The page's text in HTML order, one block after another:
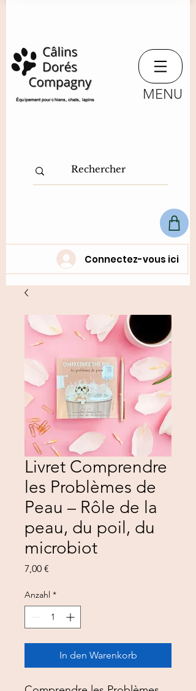
​Équipement pour chiens, chats, lapins MENU
Connectez-vous ici
Livret Comprendre
les Problèmes de
Peau – Rôle de la
peau, du poil, du
microbiot
7,00 €
Anzahl *
In den Warenkorb